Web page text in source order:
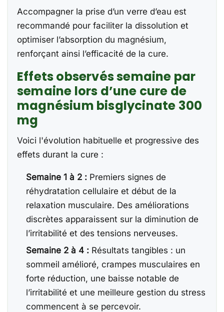
Accompagner la prise d’un verre d’eau est
recommandé pour faciliter la dissolution et
optimiser l’absorption du magnésium,
renforçant ainsi l’efficacité de la cure.
Effets observés semaine par
semaine lors d’une cure de
magnésium bisglycinate 300
mg
Voici l'évolution habituelle et progressive des
effets durant la cure :
Semaine 1 à 2 : Premiers signes de
réhydratation cellulaire et début de la
relaxation musculaire. Des améliorations
discrètes apparaissent sur la diminution de
l’irritabilité et des tensions nerveuses.
Semaine 2 à 4 : Résultats tangibles : un
sommeil amélioré, crampes musculaires en
forte réduction, une baisse notable de
l’irritabilité et une meilleure gestion du stress
commencent à se percevoir.